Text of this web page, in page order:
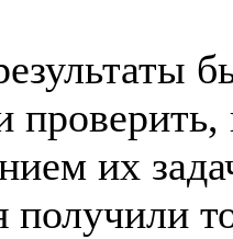
проверить,
их
получили